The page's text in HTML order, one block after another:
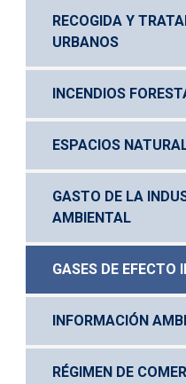
RECOGIDA Y
URBANOS
INCENDIOS
ESPACIOS
GASTO DE LA
AMBIENTAL
GASES DE EFECTO
INFORMACIÓN
RÉGIMEN DE